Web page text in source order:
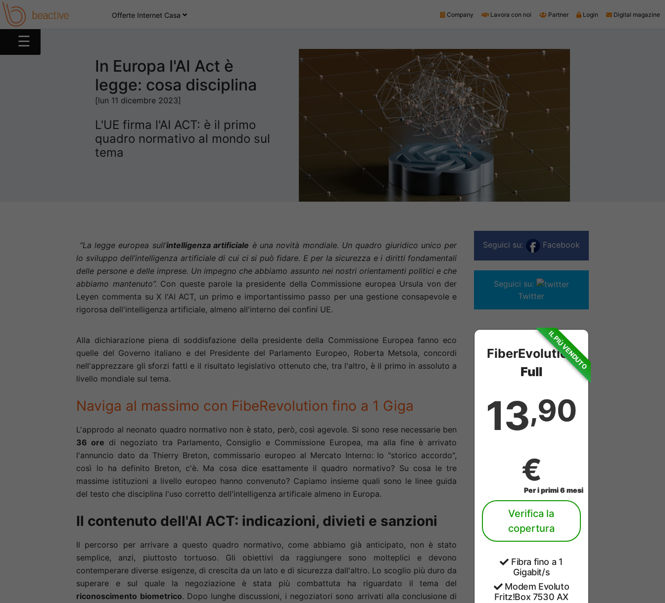
Offerte Internet Casa Company Lavora con noi Partner Login Digital magazine
☰
In Europa l'AI Act è
legge: cosa disciplina
[lun 11 dicembre 2023]
L'UE firma l'AI ACT: è il primo
quadro normativo al mondo sul
tema
“La legge europea sull’intelligenza artificiale è una novità mondiale. Un quadro giuridico unico per
lo sviluppo dell’intelligenza artificiale di cui ci si può fidare. E per la sicurezza e i diritti fondamentali
delle persone e delle imprese. Un impegno che abbiamo assunto nei nostri orientamenti politici e che
abbiamo mantenuto”. Con queste parole la presidente della Commissione europea Ursula von der
Leyen commenta su X l'AI ACT, un primo e importantissimo passo per una gestione consapevole e
rigorosa dell'intelligenza artificiale, almeno all'interno dei confini UE.
Alla dichiarazione piena di soddisfazione della presidente della Commissione Europea fanno eco
quelle del Governo italiano e del Presidente del Parlamento Europeo, Roberta Metsola, concordi
nell'apprezzare gli sforzi fatti e il risultato legislativo ottenuto che, tra l'altro, è il primo in assoluto a
livello mondiale sul tema.
Naviga al massimo con FibeRevolution fino a 1 Giga
L'approdo al neonato quadro normativo non è stato, però, così agevole. Si sono rese necessarie ben
36 ore di negoziato tra Parlamento, Consiglio e Commissione Europea, ma alla fine è arrivato
l'annuncio dato da Thierry Breton, commissario europeo al Mercato Interno: lo "storico accordo",
così lo ha definito Breton, c'è. Ma cosa dice esattamente il quadro normativo? Su cosa le tre
massime istituzioni a livello europeo hanno convenuto? Capiamo insieme quali sono le linee guida
del testo che disciplina l'uso corretto dell'intelligenza artificale almeno in Europa.
Il contenuto dell'AI ACT: indicazioni, divieti e sanzioni
Il percorso per arrivare a questo quadro normativo, come abbiamo già anticipato, non è stato
semplice, anzi, piuttosto tortuoso. Gli obiettivi da raggiungere sono molteplici e devono
contemperare diverse esigenze, di crescita da un lato e di sicurezza dall'altro. Lo scoglio più duro da
superare e sul quale la negoziazione è stata più combattuta ha riguardato il tema del
riconoscimento biometrico. Dopo lunghe discussioni, i negoziatori sono arrivati alla conclusione di
Seguici su: Facebook
Seguici su:
Twitter
IL PIÙ VENDUTO
FiberEvolution
Full
13,90
€
Per i primi 6 mesi
Verifica la
copertura
Fibra fino a 1
Gigabit/s
Modem Evoluto
Fritz!Box 7530 AX